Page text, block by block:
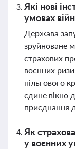
Які нові
умовах
Держава
зруйноване
страхових
воєнних
пільгового
єдине вікно
приєднання
Як
у воєнних